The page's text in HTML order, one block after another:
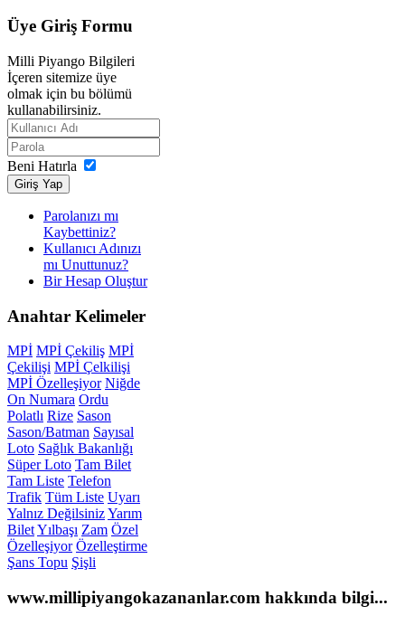
Üye Giriş Formu
Milli Piyango Bilgileri
İçeren sitemize üye
olmak için bu bölümü
kullanabilirsiniz.
Beni Hatırla
Giriş Yap
Parolanızı mı
Kaybettiniz?
Kullanıcı Adınızı
mı Unuttunuz?
Bir Hesap Oluştur
Anahtar Kelimeler
MPİ MPİ Çekiliş MPİ
Çekilişi MPİ Çelkilişi
MPİ Özelleşiyor Niğde
On Numara Ordu
Polatlı Rize Sason
Sason/Batman Sayısal
Loto Sağlık Bakanlığı
Süper Loto Tam Bilet
Tam Liste Telefon
Trafik Tüm Liste Uyarı
Yalnız DeğilsinizYarım
BiletYılbaşı Zam Özel
Özelleşiyor Özelleştirme
Şans Topu Şişli
www.millipiyangokazananlar.com hakkında bilgi...